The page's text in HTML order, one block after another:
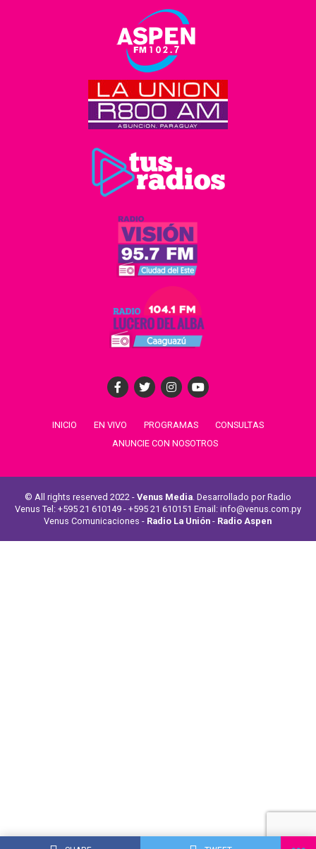
INICIO EN VIVO PROGRAMAS
CONSULTAS
ANUNCIE CON NOSOTROS
© All rights reserved 2022 - Venus Media. Desarrollado por Radio
Venus Tel: +595 21 610149 - +595 21 610151 Email: info@venus.com.py
Venus Comunicaciones - Radio La Unión - Radio Aspen